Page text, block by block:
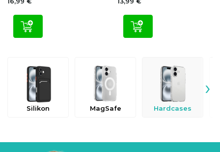
Silikon MagSafe Hardcases
›